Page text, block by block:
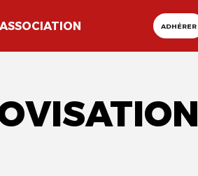
ASSOCIATION ADHÉRER